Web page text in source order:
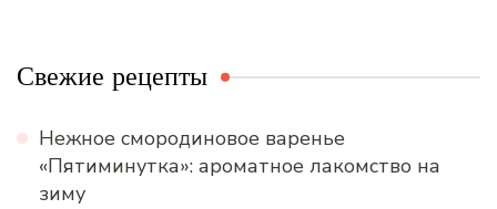
Свежие рецепты
Нежное смородиновое варенье
«Пятиминутка»: ароматное лакомство на
зиму